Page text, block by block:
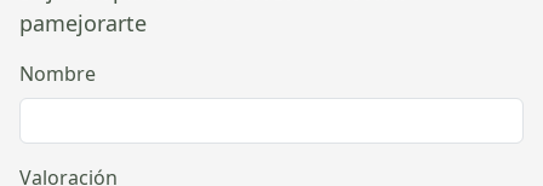
pamejorarte
Nombre
Valoración